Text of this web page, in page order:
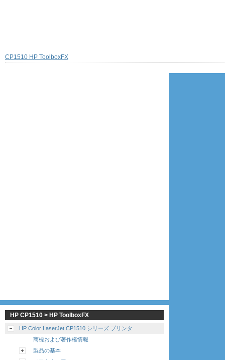
CP1510 HP ToolboxFX
HP CP1510 > HP ToolboxFX
HP Color LaserJet CP1510 シリーズ プリンタ
商標および著作権情報
製品の基本